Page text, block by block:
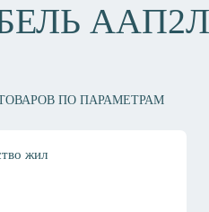
ПО ПАРАМЕТРАМ
жил